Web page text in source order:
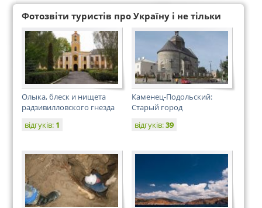
Фотозвіти туристів про Україну і не тільки
Олыка, блеск и нищета
радзивилловского гнезда
відгуків: 1
Каменец-Подольский:
Старый город
відгуків:39